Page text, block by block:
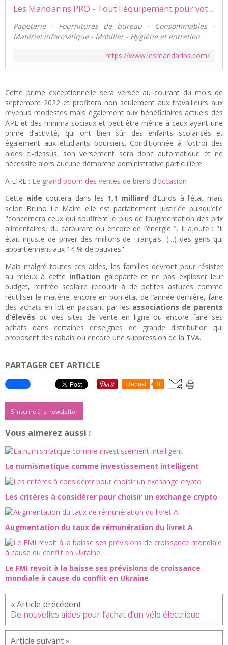
Les Mandarins PRO - Tout l'équipement pour votre entreprise
Papeterie - Fournitures de bureau - Consommables -
Matériel informatique - Mobilier - Hygiène et entretien
https://www.lesmandarins.com/
Cette prime exceptionnelle sera versée au courant du mois de
septembre 2022 et profitera non seulement aux travailleurs aux
revenus modestes mais également aux bénéficiaires actuels des
APL et des minima sociaux et peut-être même à ceux ayant une
prime d’activité, qui ont bien sûr des enfants scolarisés et
également aux étudiants boursiers. Conditionnée à l’octroi des
aides ci-dessus, son versement sera donc automatique et ne
nécessite alors aucune démarche administrative particulière.
A LIRE : Le grand boom des ventes de biens d’occasion
Cette aide coutera dans les 1,1 milliard d’Euros à l’état mais
selon Bruno Le Maire elle est parfaitement justifiée puisqu’elle
"concernera ceux qui souffrent le plus de l’augmentation des prix
alimentaires, du carburant ou encore de l’énergie ". Il ajoute : "Il
était injuste de priver des millions de Français, (…) des gens qui
appartiennent aux 14 % de pauvres"
Mais malgré toutes ces aides, les familles devront pour résister
au mieux à cette inflation galopante et ne pas exploser leur
budget, rentrée scolaire recourir à de petites astuces comme
réutiliser le matériel encore en bon état de l’année dernière, faire
des achats en lot en passant par les associations de parents
d’élevés ou des sites de vente en ligne ou encore faire ses
achats dans certaines enseignes de grande distribution qui
proposent des rabais ou encore une suppression de la TVA.
PARTAGER CET ARTICLE
Repost 0
S'inscrire à la newsletter
Vous aimerez aussi :
La numismatique comme investissement intelligent
Les critères à considérer pour choisir un exchange crypto
Augmentation du taux de rémunération du livret A
Le FMI revoit à la baisse ses prévisions de croissance
mondiale à cause du conflit en Ukraine
De nouvelles aides pour l’achat d’un vélo électrique